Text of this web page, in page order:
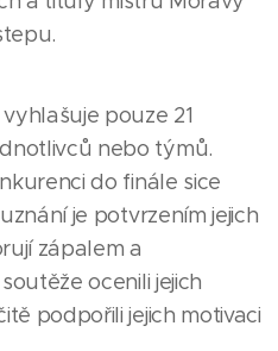
pouze 21
nebo týmů.
do finále sice
je potvrzením jejich
zápalem a
ocenili jejich
podpořili jejich motivaci
|
14.07.2026
JESENÍK |
Tituly
jsou
skvělé,
ale